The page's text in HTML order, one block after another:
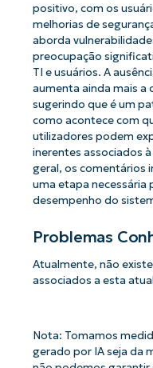
positivo, com os
melhorias de
aborda
preocupação
TI e usuários. A
aumenta ainda mais a
sugerindo que é um
como acontece com
utilizadores podem
inerentes associados
geral, os comentários
uma etapa necessária
desempenho do
Problemas
Atualmente, não
associados a esta
Nota: Tomamos
gerado por IA seja da